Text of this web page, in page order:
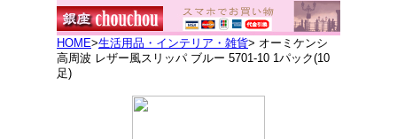
HOME>生活用品・インテリア・雑貨> オーミケンシ
高周波 レザー風スリッパ ブルー 5701-10 1パック(10
足)